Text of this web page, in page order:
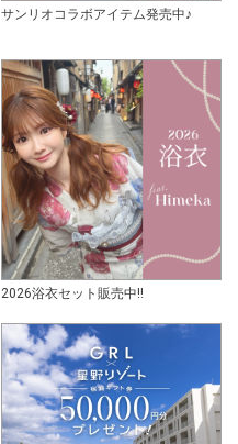
サンリオコラボアイテム発売中♪
2026浴衣セット販売中!!